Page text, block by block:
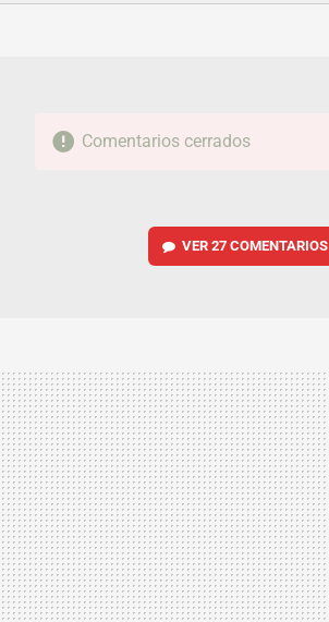
FACEBOOKTWITTERFLIPBOARD
E-
WHATSAPP
Comentarios cerrados
VER 27 COMENTARIOS